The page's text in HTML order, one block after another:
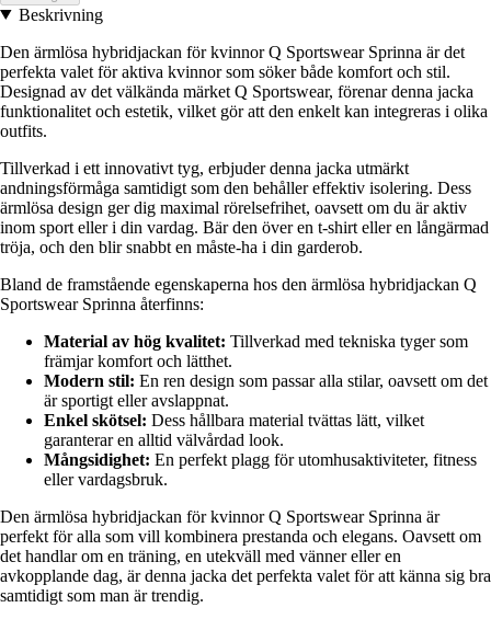
Beskrivning
Den ärmlösa hybridjackan för kvinnor Q Sportswear Sprinna är det
perfekta valet för aktiva kvinnor som söker både komfort och stil.
Designad av det välkända märket Q Sportswear, förenar denna jacka
funktionalitet och estetik, vilket gör att den enkelt kan integreras i olika
outfits.
Tillverkad i ett innovativt tyg, erbjuder denna jacka utmärkt
andningsförmåga samtidigt som den behåller effektiv isolering. Dess
ärmlösa design ger dig maximal rörelsefrihet, oavsett om du är aktiv
inom sport eller i din vardag. Bär den över en t-shirt eller en långärmad
tröja, och den blir snabbt en måste-ha i din garderob.
Bland de framstående egenskaperna hos den ärmlösa hybridjackan Q
Sportswear Sprinna återfinns:
Material av hög kvalitet: Tillverkad med tekniska tyger som
främjar komfort och lätthet.
Modern stil: En ren design som passar alla stilar, oavsett om det
är sportigt eller avslappnat.
Enkel skötsel: Dess hållbara material tvättas lätt, vilket
garanterar en alltid välvårdad look.
Mångsidighet: En perfekt plagg för utomhusaktiviteter, fitness
eller vardagsbruk.
Den ärmlösa hybridjackan för kvinnor Q Sportswear Sprinna är
perfekt för alla som vill kombinera prestanda och elegans. Oavsett om
det handlar om en träning, en utekväll med vänner eller en
avkopplande dag, är denna jacka det perfekta valet för att känna sig bra
samtidigt som man är trendig.